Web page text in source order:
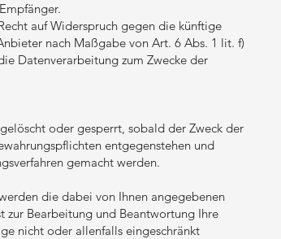
auf Widerspruch gegen die künftige
nach Maßgabe von Art. 6 Abs. 1 lit. f)
Datenverarbeitung zum Zwecke der
oder gesperrt, sobald der Zweck der
entgegenstehen und
gemacht werden.
die dabei von Ihnen angegebenen
zur Bearbeitung und Beantwortung Ihre
nicht oder allenfalls eingeschränkt